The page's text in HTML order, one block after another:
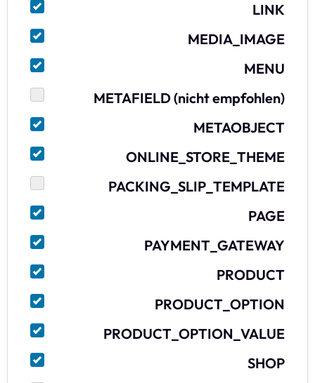
LINK
MEDIA_IMAGE
MENU
METAFIELD (nicht empfohlen)
METAOBJECT
ONLINE_STORE_THEME
PACKING_SLIP_TEMPLATE
PAGE
PAYMENT_GATEWAY
PRODUCT
PRODUCT_OPTION
PRODUCT_OPTION_VALUE
SHOP